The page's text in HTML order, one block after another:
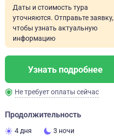
Даты и стоимость тура
уточняются. Отправьте заявку,
чтобы узнать актуальную
информацию
Узнать подробнее
Не требует оплаты сейчас
Продолжительность
4 дня 3 ночи